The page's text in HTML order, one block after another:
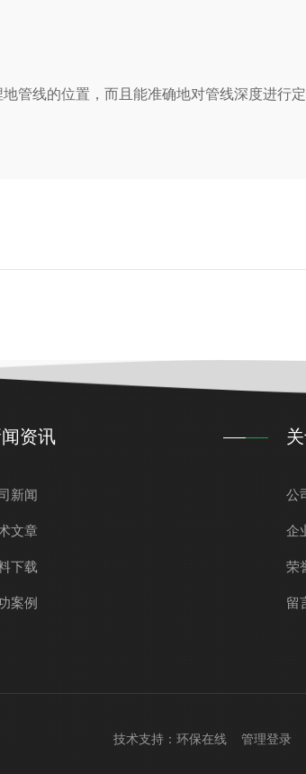
管线的位置，而且能准确地对管线深度进行
资讯
新闻
文章
下载
案例
公
企
荣
留
技术支持： 环保在线 管理登录